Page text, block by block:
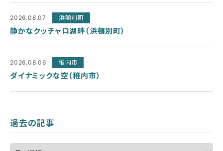
2026.08.07 浜頓別町
静かなクッチャロ湖畔（浜頓別町）
2026.08.06 稚内市
ダイナミックな空（稚内市）
過去の記事